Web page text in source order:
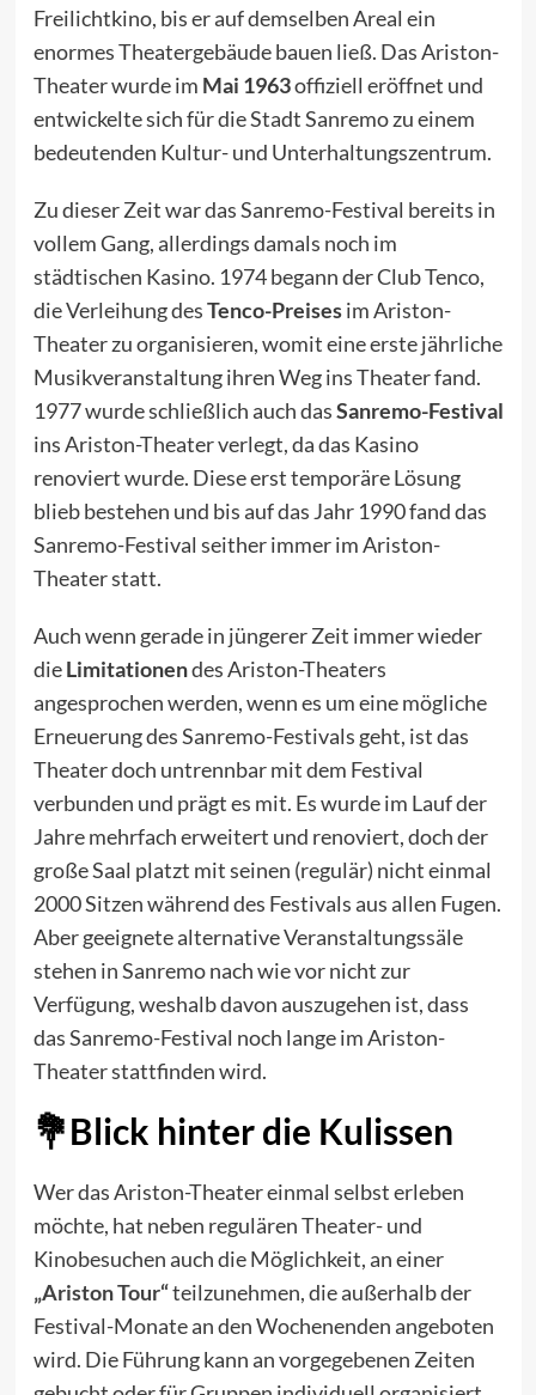
Freilichtkino, bis er auf demselben Areal ein
enormes Theatergebäude bauen ließ. Das Ariston-
Theater wurde im Mai 1963offiziell eröffnet und
entwickelte sich für die Stadt Sanremo zu einem
bedeutenden Kultur- und Unterhaltungszentrum.
Zu dieser Zeit war das Sanremo-Festival bereits in
vollem Gang, allerdings damals noch im
städtischen Kasino. 1974 begann der Club Tenco,
die Verleihung desTenco-Preisesim Ariston-
Theater zu organisieren, womit eine erste jährliche
Musikveranstaltung ihren Weg ins Theater fand.
1977wurde schließlich auch dasSanremo-Festival
ins Ariston-Theater verlegt, da das Kasino
renoviert wurde. Diese erst temporäre Lösung
blieb bestehen und bis auf das Jahr 1990fand das
Sanremo-Festival seither immer im Ariston-
Theater statt.
Auch wenn gerade in jüngerer Zeit immer wieder
dieLimitationendes Ariston-Theaters
angesprochen werden, wenn es um eine mögliche
Erneuerung des Sanremo-Festivals geht, ist das
Theater doch untrennbar mit dem Festival
verbunden und prägt es mit. Es wurde im Lauf der
Jahre mehrfach erweitert und renoviert, doch der
große Saal platzt mit seinen (regulär) nicht einmal
2000 Sitzen während des Festivals aus allen Fugen.
Aber geeignete alternative Veranstaltungssäle
stehen in Sanremo nach wie vor nicht zur
Verfügung, weshalb davon auszugehen ist, dass
das Sanremo-Festival noch lange im Ariston-
Theater stattfinden wird.
Blick hinter die Kulissen
Wer das Ariston-Theater einmal selbst erleben
möchte, hat neben regulären Theater- und
Kinobesuchen auch die Möglichkeit, an einer
„Ariston Tour“teilzunehmen, die außerhalb der
Festival-Monate an den Wochenenden angeboten
wird. Die Führung kann an vorgegebenen Zeiten